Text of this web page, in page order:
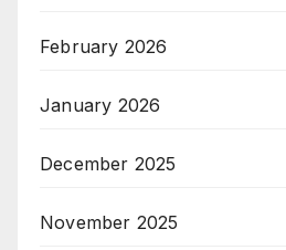
February 2026
January 2026
December 2025
November 2025